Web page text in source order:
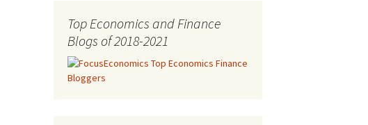
Top Economics and Finance
Blogs of 2018-2021